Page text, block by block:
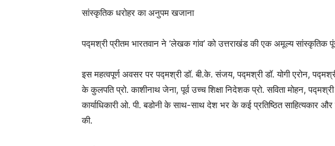
सांस्कृतिक धरोहर का अनुपम खजाना
पद्मश्री प्रीतम भारतवान ने ‘लेखक गांव’ को उत्तराखंड की एक अमूल्य सांस्कृतिक
इस महत्वपूर्ण अवसर पर पद्मश्री डॉ. बी.के. संजय, पद्मश्री डॉ. योगी एरोन, पद्मश्री
के कुलपति प्रो. काशीनाथ जेना, पूर्व उच्च शिक्षा निदेशक प्रो. सविता मोहन,
कार्याधिकारी ओ. पी. बडोनी के साथ-साथ देश भर के कई प्रतिष्ठित साहित्यकार
की.